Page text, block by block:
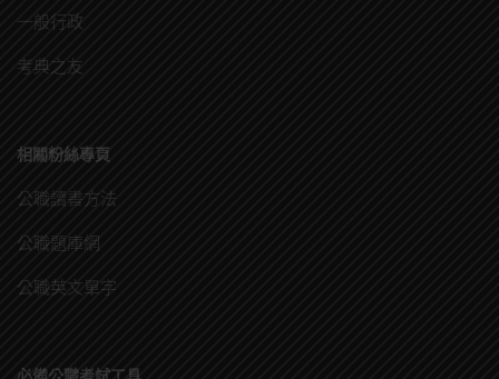
一般行政
考典之友
相關粉絲專頁
公職讀書方法
公職題庫網
公職英文單字